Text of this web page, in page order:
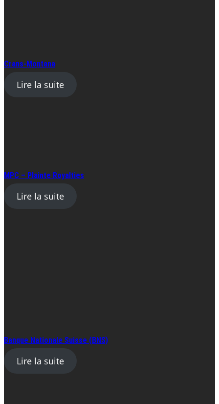
Crans-Montana
Lire la suite
MPC – Plainte Royalties
Lire la suite
Banque Nationale Suisse (BNS)
Lire la suite